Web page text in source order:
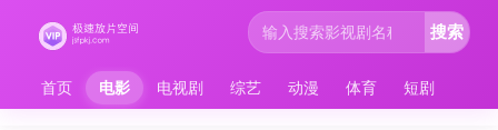
首页 电影 电视剧 综艺 动漫 体育 短剧
搜索